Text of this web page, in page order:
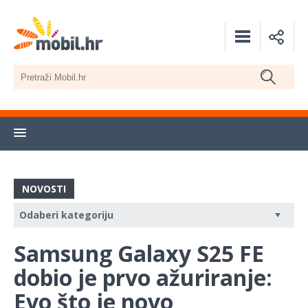
NOVOSTI
Samsung Galaxy S25 FE
dobio je prvo ažuriranje:
Evo što je novo